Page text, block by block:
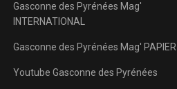
Gasconne des Pyrénées Mag'
INTERNATIONAL
Gasconne des Pyrénées Mag' PAPIER
Youtube Gasconne des Pyrénées